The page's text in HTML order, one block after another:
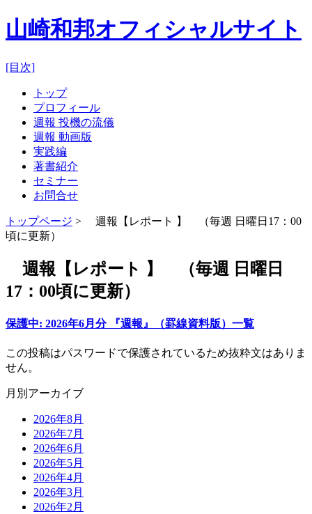
山崎和邦オフィシャルサイト
[目次]
トップ
プロフィール
週報 投機の流儀
週報 動画版
実践編
著書紹介
セミナー
お問合せ
トップページ > 週報【レポート 】 （毎週 日曜日17：00
頃に更新）
週報【レポート 】 （毎週 日曜日
17：00頃に更新）
保護中: 2026年6月分 『週報』（罫線資料版）一覧
この投稿はパスワードで保護されているため抜粋文はありま
せん。
月別アーカイブ
2026年8月
2026年7月
2026年6月
2026年5月
2026年4月
2026年3月
2026年2月